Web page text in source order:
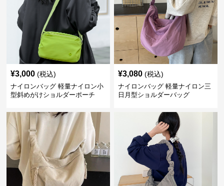
¥3,000 (税込)
ナイロンバッグ 軽量ナイロン小
型斜めがけショルダーポーチ
¥3,080 (税込)
ナイロンバッグ 軽量ナイロン三
日月型ショルダーバッグ